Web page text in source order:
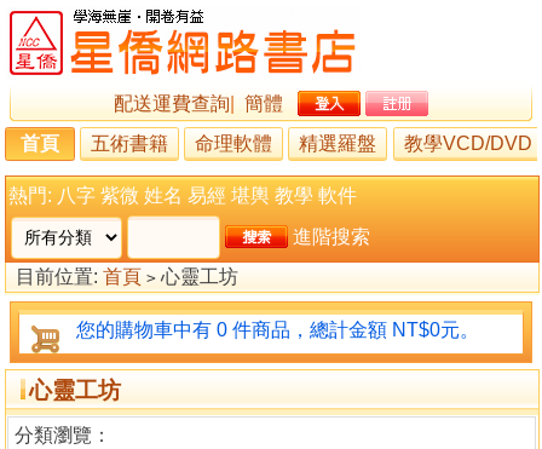
配送運費查詢
簡體
首頁
五術書籍 命理軟體 精選羅盤 教學VCD/DVD
熱門: 八字 紫微 姓名 易經 堪輿 教學 軟件
進階搜索
目前位置: 首頁 > 心靈工坊
您的購物車中有 0 件商品，總計金額 NT$0元。
心靈工坊
分類瀏覽：